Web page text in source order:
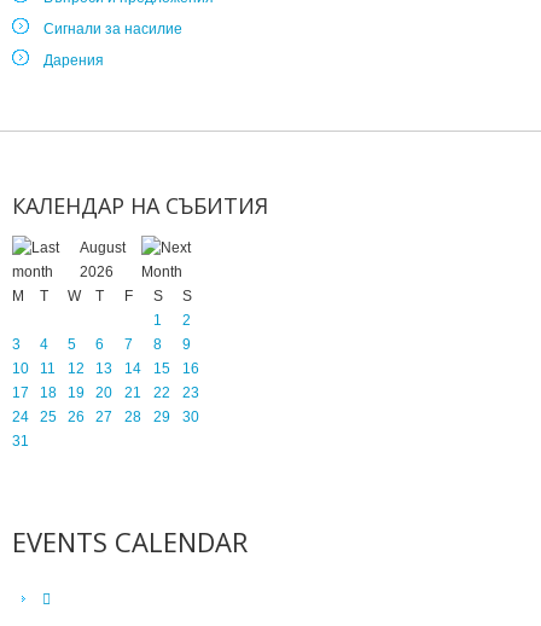
Сигнали за насилие
Дарения
КАЛЕНДАР НА СЪБИТИЯ
August
2026
M
T W T F S
S
1
2
3
4 5 6 7 8
9
10
11 12 13 14 15
16
17
18 19 20 21 22
23
24
25 26 27 28 29
30
31
EVENTS CALENDAR